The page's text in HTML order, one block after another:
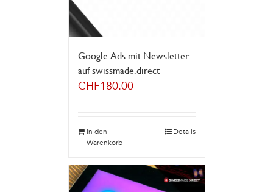
Google Ads mit Newsletter
auf swissmade.direct
CHF180.00
In den
Warenkorb
Details